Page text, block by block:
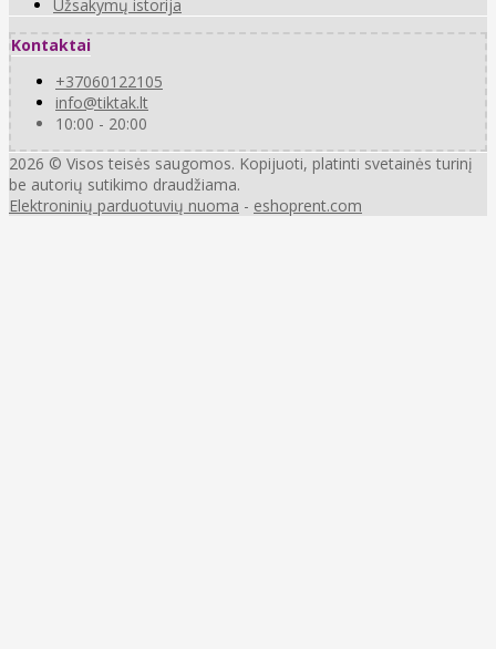
Užsakymų istorija
Kontaktai
+37060122105
info@tiktak.lt
10:00 - 20:00
2026 © Visos teisės saugomos. Kopijuoti, platinti svetainės turinį
be autorių sutikimo draudžiama.
Elektroninių parduotuvių nuoma - eshoprent.com